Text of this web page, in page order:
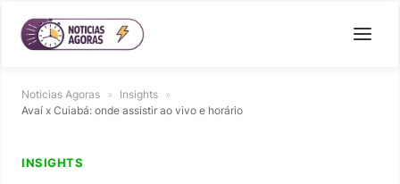
Noticias Agoras » Insights »
Avaí x Cuiabá: onde assistir ao vivo e horário
INSIGHTS